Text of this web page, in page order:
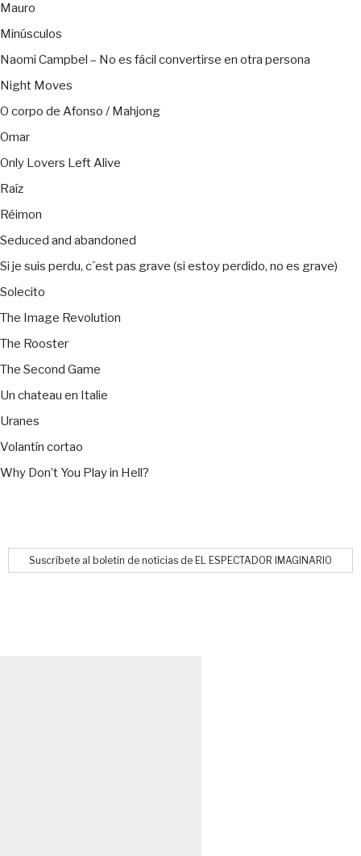
Mauro
Minúsculos
Naomi Campbel – No es fácil convertirse en otra persona
Night Moves
O corpo de Afonso / Mahjong
Omar
Only Lovers Left Alive
Raíz
Réimon
Seduced and abandoned
Si je suis perdu, c´est pas grave (si estoy perdido, no es grave)
Solecito
The Image Revolution
The Rooster
The Second Game
Un chateau en Italie
Uranes
Volantín cortao
Why Don’t You Play in Hell?
Suscríbete al boletín de noticias de EL ESPECTADOR IMAGINARIO